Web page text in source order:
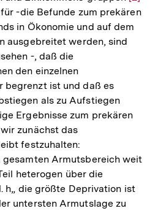
der
-die Befunde zum prekären
in Ökonomie und auf dem
ausgebreitet werden, sind
-, daß die
den einzelnen
begrenzt ist und daß es
als zu Aufstiegen
Ergebnisse zum prekären
zunächst das
festzuhalten:
gesamten Armutsbereich weit
heterogen über die
h„ die größte Deprivation ist
untersten Armutslage zu